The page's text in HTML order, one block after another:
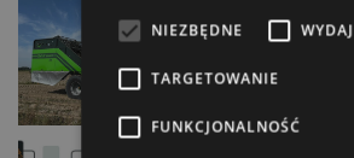
12.10.2025
Wspomaganie
NIEZBĘDNE
TARGETOWANIE
FUNKCJONALNOŚĆ